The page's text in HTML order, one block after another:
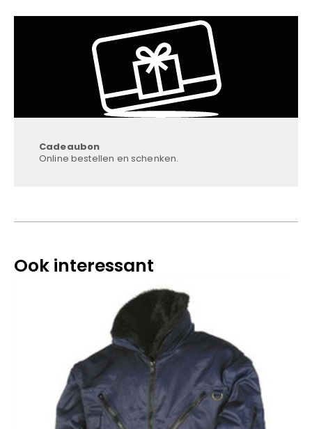
Cadeaubon
Online bestellen en schenken.
Ook interessant